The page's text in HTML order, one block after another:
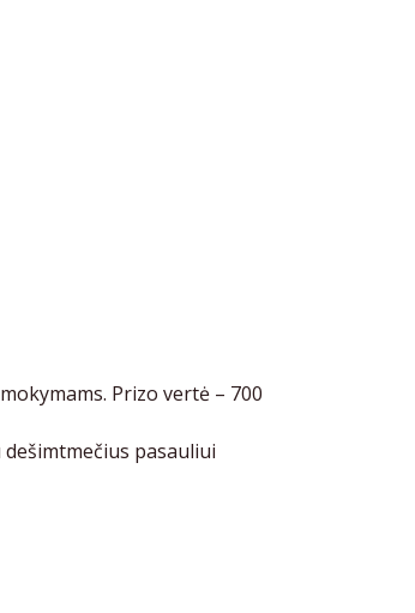
Prizo vertė – 700
dešimtmečius pasauliui